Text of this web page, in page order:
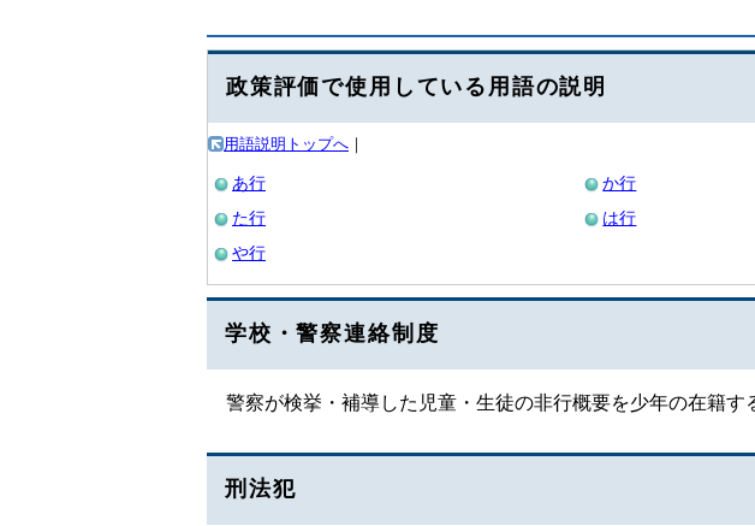
政策評価で使用している用語の説明
用語説明トップへ ｜
あ行 か行
た行
は行
や行
学校・警察連絡制度
警察が検挙・補導した児童・生徒の非行概要を少年の在籍
刑法犯